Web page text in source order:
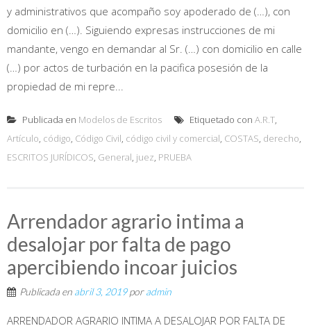
y administrativos que acompaño soy apoderado de (…), con
domicilio en (…). Siguiendo expresas instrucciones de mi
mandante, vengo en demandar al Sr. (…) con domicilio en calle
(…) por actos de turbación en la pacifica posesión de la
propiedad de mi repre...
Publicada en Modelos de Escritos Etiquetado con A.R.T,
Artículo, código, Código Civil, código civil y comercial, COSTAS, derecho,
ESCRITOS JURÍDICOS, General, juez, PRUEBA
Arrendador agrario intima a
desalojar por falta de pago
apercibiendo incoar juicios
Publicada en abril 3, 2019poradmin
ARRENDADOR AGRARIO INTIMA A DESALOJAR POR FALTA DE